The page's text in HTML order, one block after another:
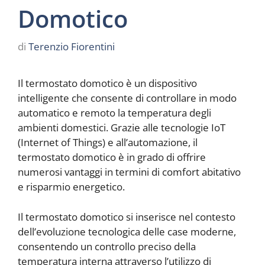
Domotico
di Terenzio Fiorentini
Il termostato domotico è un dispositivo
intelligente che consente di controllare in modo
automatico e remoto la temperatura degli
ambienti domestici. Grazie alle tecnologie IoT
(Internet of Things) e all’automazione, il
termostato domotico è in grado di offrire
numerosi vantaggi in termini di comfort abitativo
e risparmio energetico.
Il termostato domotico si inserisce nel contesto
dell’evoluzione tecnologica delle case moderne,
consentendo un controllo preciso della
temperatura interna attraverso l’utilizzo di